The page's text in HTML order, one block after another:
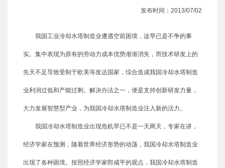
发布时间：2013/07/02
我国工业冷却水塔制造业遭遇空前困境，这早已是不争的事
实。集中表现为原有的劳动力成本优势渐渐消失，而技术研发上的
先天不足导致受制于欧美等发达国家，综合造成我国冷却水塔制造
业利润过低和产能过剩。解决办法之一，便是支持创新研发力量，
大力发展智慧型产业，为我国冷却水塔制造业注入新的活力。
我国冷却水塔制造业出现危机早已不是一天两天，专家在讲，
经济学家在预测，随着世界经济形势的动荡，我国冷却水塔制造业
出现了各种困境。按照经济学家郎咸平的观点，我国冷却水塔制造